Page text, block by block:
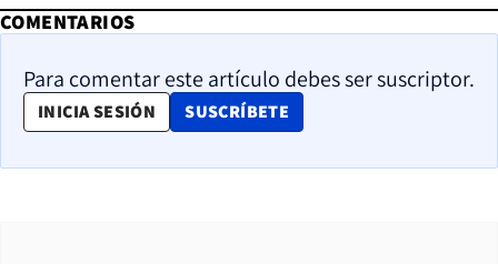
COMENTARIOS
Para comentar este artículo debes ser suscriptor.
INICIA SESIÓN SUSCRÍBETE
OPENS IN NEW WINDOW